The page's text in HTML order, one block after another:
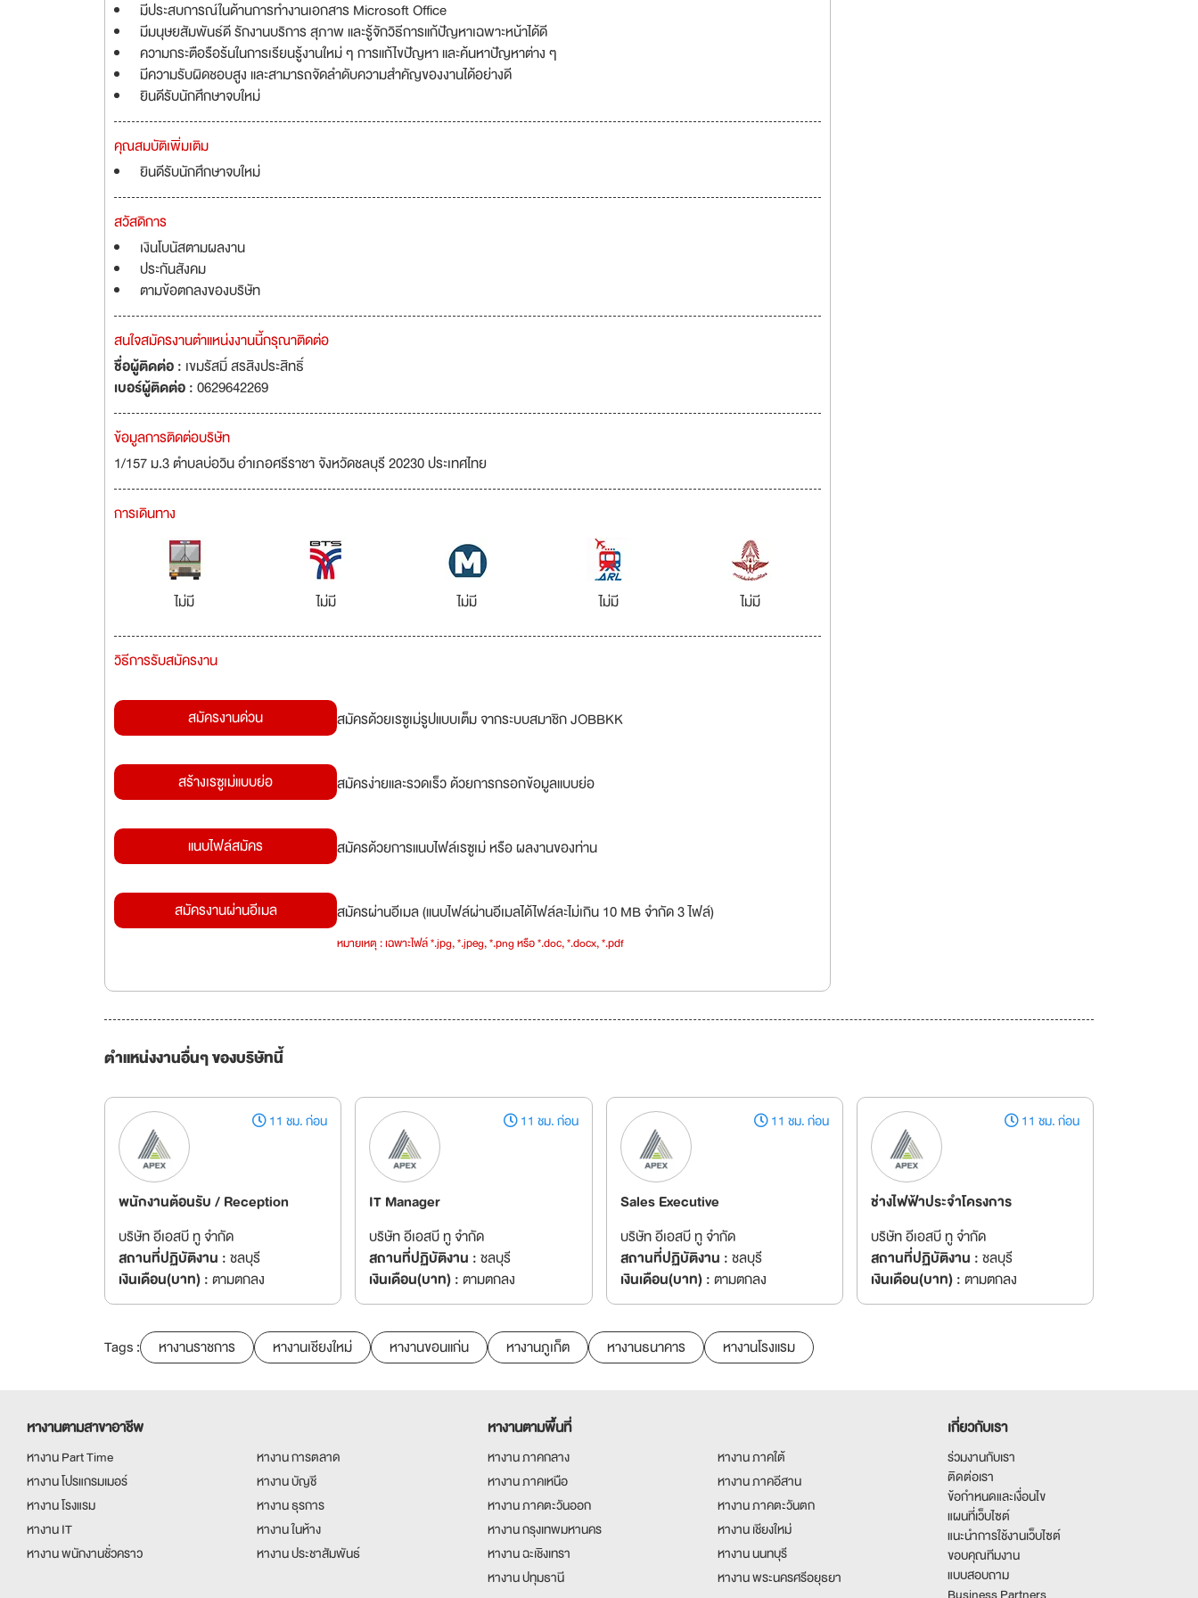
มีประสบการณ์ในด้านการทำงานเอกสาร Microsoft Office
มีมนุษยสัมพันธ์ดี รักงานบริการ สุภาพ และรู้จักวิธีการแก้ปัญหาเฉพาะหน้าได้ดี
ความกระตือรือร้นในการเรียนรู้งานใหม่ ๆ การแก้ไขปัญหา และค้นหาปัญหาต่าง ๆ
มีความรับผิดชอบสูง และสามารถจัดลำดับความสำคัญของงานได้อย่างดี
ยินดีรับนักศึกษาจบใหม่
คุณสมบัติเพิ่มเติม
ยินดีรับนักศึกษาจบใหม่
สวัสดิการ
เงินโบนัสตามผลงาน
ประกันสังคม
ตามข้อตกลงของบริษัท
สนใจสมัครงานตำแหน่งงานนี้กรุณาติดต่อ
ชื่อผู้ติดต่อ : เขมรัสมิ์ สรสิงประสิทธิ์
เบอร์ผู้ติดต่อ :0629642269
ข้อมูลการติดต่อบริษัท
1/157 ม.3 ตำบลบ่อวิน อำเภอศรีราชา จังหวัดชลบุรี 20230 ประเทศไทย
การเดินทาง
ไม่มี ไม่มี ไม่มี ไม่มี ไม่มี
วิธีการรับสมัครงาน
สมัครงานด่วน สมัครด้วยเรซูเม่รูปแบบเต็ม จากระบบสมาชิก JOBBKK
สร้างเรซูเม่แบบย่อ สมัครง่ายและรวดเร็ว ด้วยการกรอกข้อมูลแบบย่อ
แนบไฟล์สมัคร สมัครด้วยการแนบไฟล์เรซูเม่ หรือ ผลงานของท่าน
สมัครงานผ่านอีเมล สมัครผ่านอีเมล (แนบไฟล์ผ่านอีเมลได้ไฟล์ละไม่เกิน 10 MB จำกัด 3 ไฟล์)
หมายเหตุ : เฉพาะไฟล์ *.jpg, *.jpeg, *.png หรือ *.doc, *.docx, *.pdf
ตำแหน่งงานอื่นๆ ของบริษัทนี้
11 ชม. ก่อน
พนักงานต้อนรับ / Reception
บริษัท อีเอสบี ทู จำกัด
สถานที่ปฏิบัติงาน :ชลบุรี
เงินเดือน(บาท) :ตามตกลง
11 ชม. ก่อน
IT Manager
บริษัท อีเอสบี ทู จำกัด
สถานที่ปฏิบัติงาน :ชลบุรี
เงินเดือน(บาท) :ตามตกลง
11 ชม. ก่อน
Sales Executive
บริษัท อีเอสบี ทู จำกัด
สถานที่ปฏิบัติงาน :ชลบุรี
เงินเดือน(บาท) :ตามตกลง
11 ชม. ก่อน
ช่างไฟฟ้าประจำโครงการ
บริษัท อีเอสบี ทู จำกัด
สถานที่ปฏิบัติงาน :ชลบุรี
เงินเดือน(บาท) :ตามตกลง
Tags : หางานราชการ หางานเชียงใหม่ หางานขอนแก่น หางานภูเก็ต หางานธนาคาร หางานโรงแรม
หางานตามสาขาอาชีพ
หางาน Part Time
หางาน การตลาด
หางาน โปรแกรมเมอร์
หางาน บัญชี
หางาน โรงแรม
หางาน ธุรการ
หางาน IT
หางาน ในห้าง
หางาน พนักงานชั่วคราว
หางาน ประชาสัมพันธ์
หางานตามพื้นที่
หางาน ภาคกลาง
หางาน ภาคใต้
หางาน ภาคเหนือ
หางาน ภาคอีสาน
หางาน ภาคตะวันออก
หางาน ภาคตะวันตก
หางาน กรุงเทพมหานคร
หางาน เชียงใหม่
หางาน ฉะเชิงเทรา
หางาน นนทบุรี
หางาน ปทุมธานี
หางาน พระนครศรีอยุธยา
เกี่ยวกับเรา
ร่วมงานกับเรา
ติดต่อเรา
ข้อกำหนดและเงื่อนไข
แผนที่เว็บไซต์
แนะนำการใช้งานเว็บไซต์
ขอบคุณทีมงาน
แบบสอบถาม